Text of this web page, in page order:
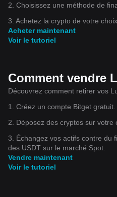
2. Choisissez une méthode de
3. Achetez la crypto de votre choix.
Acheter maintenant
Voir le tutoriel
Comment vendre
Découvrez comment retirer vos
1. Créez un compte Bitget gratuit.
2. Déposez des cryptos sur votre
3. Échangez vos actifs contre du
des USDT sur le marché Spot.
Vendre maintenant
Voir le tutoriel